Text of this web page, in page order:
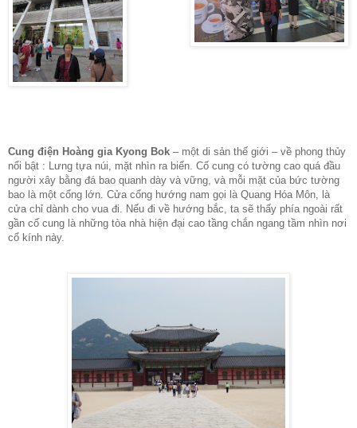
Cung điện Hoàng gia Kyong Bok – một di sản thế giới – về phong thủy
nổi bật : Lưng tựa núi, mặt nhìn ra biển. Cố cung có tường cao quá đầu
người xây bằng đá bao quanh dày và vững, và mỗi mặt của bức tường
bao là một cổng lớn. Cửa cổng hướng nam gọi là Quang Hóa Môn, là
cửa chỉ dành cho vua đi. Nếu đi về hướng bắc, ta sẽ thấy phía ngoài rất
gần cố cung là những tòa nhà hiện đại cao tầng chắn ngang tầm nhìn nơi
cổ kính này.